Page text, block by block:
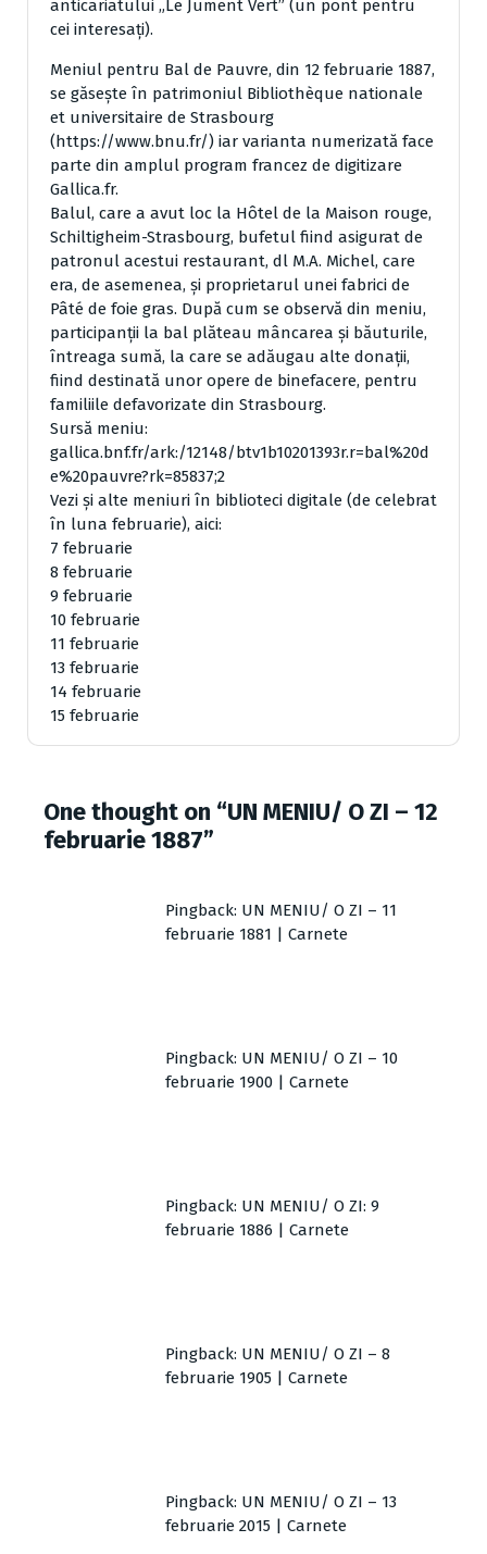
anticariatului „Le Jument Vert” (un pont pentru
cei interesați).
Meniul pentru Bal de Pauvre, din 12 februarie 1887,
se găsește în patrimoniul Bibliothèque nationale
et universitaire de Strasbourg
( https://www.bnu.fr/) iar varianta numerizată face
parte din amplul program francez de digitizare
Gallica.fr.
Balul, care a avut loc la Hôtel de la Maison rouge,
Schiltigheim-Strasbourg, bufetul fiind asigurat de
patronul acestui restaurant, dl M.A. Michel, care
era, de asemenea, și proprietarul unei fabrici de
Pâté de foie gras. După cum se observă din meniu,
participanții la bal plăteau mâncarea și băuturile,
întreaga sumă, la care se adăugau alte donații,
fiind destinată unor opere de binefacere, pentru
familiile defavorizate din Strasbourg.
Sursă meniu:
gallica.bnf.fr/ark:/12148/btv1b10201393r.r=bal%20d
e%20pauvre?rk=85837;2
Vezi și alte meniuri în biblioteci digitale (de celebrat
în luna februarie), aici:
7 februarie
8 februarie
9 februarie
10 februarie
11 februarie
13 februarie
14 februarie
15 februarie
One thought on “UN MENIU/ O ZI – 12
februarie 1887”
Pingback: UN MENIU/ O ZI – 11
februarie 1881 | Carnete
Pingback: UN MENIU/ O ZI – 10
februarie 1900 | Carnete
Pingback: UN MENIU/ O ZI: 9
februarie 1886 | Carnete
Pingback: UN MENIU/ O ZI – 8
februarie 1905 | Carnete
Pingback: UN MENIU/ O ZI – 13
februarie 2015 | Carnete